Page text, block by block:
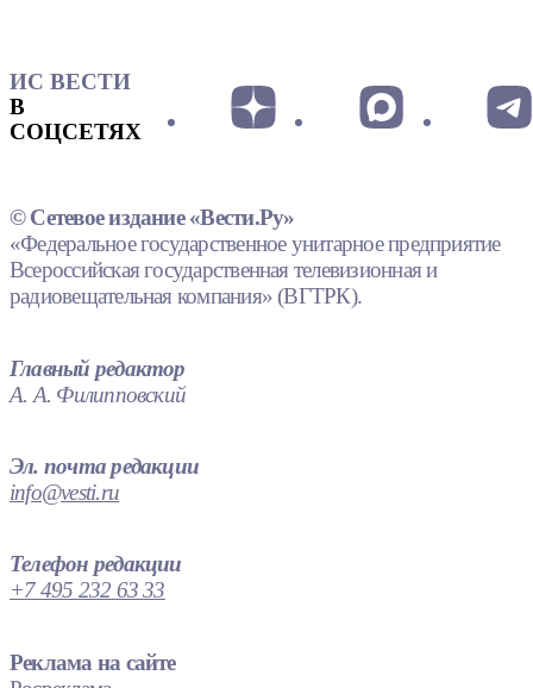
ИС ВЕСТИ
В
СОЦСЕТЯХ
© Сетевое издание «Вести.Ру»
«Федеральное государственное унитарное предприятие
Всероссийская государственная телевизионная и
радиовещательная компания» (ВГТРК).
Главный редактор
А. А. Филипповский
Эл. почта редакции
info@vesti.ru
Телефон редакции
+7 495 232 63 33
Реклама на сайте